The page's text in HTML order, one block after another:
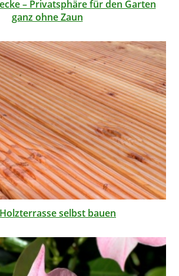
– Privatsphäre für den Garten
ganz ohne Zaun
selbst bauen